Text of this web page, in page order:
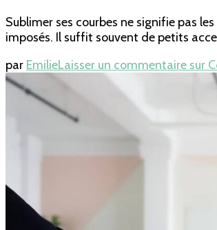
Sublimer ses courbes ne signifie pas
imposés. Il suffit souvent de petits
par EmilieLaisser un commentaire sur